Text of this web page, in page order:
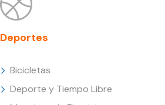
Deportes
Bicicletas
Deporte y Tiempo Libre